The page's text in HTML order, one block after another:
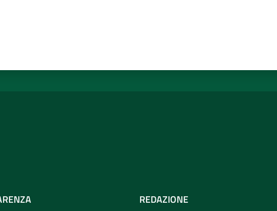
REDAZIONE